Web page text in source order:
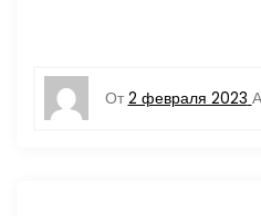
От 2 февраля 2023